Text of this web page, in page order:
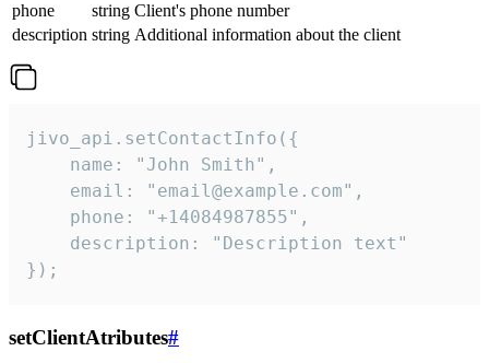
phone
string Client's phone number
description string Additional information about the client
jivo_api.setContactInfo({
    name: "John Smith",
    email: "email@example.com",
    phone: "+14084987855",
    description: "Description text"
});
setClientAtributes#